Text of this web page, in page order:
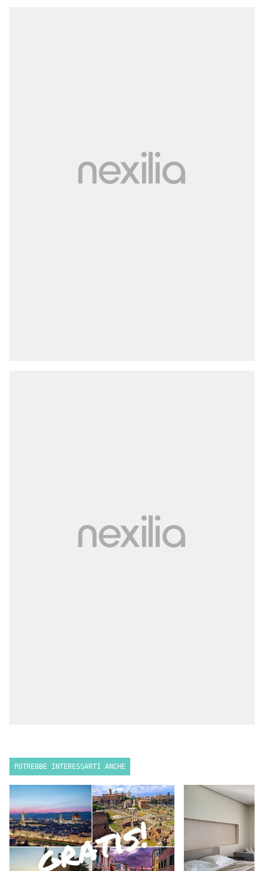
POTREBBE INTERESSARTI ANCHE